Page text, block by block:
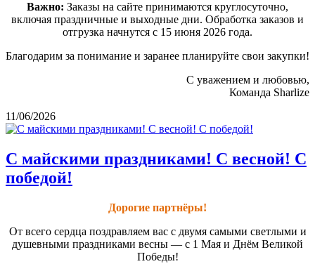
Важно: Заказы на сайте принимаются круглосуточно,
включая праздничные и выходные дни. Обработка заказов и
отгрузка начнутся с 15 июня 2026 года.
Благодарим за понимание и заранее планируйте свои закупки!
С уважением и любовью,
Команда Sharlize
11/06/2026
С майскими праздниками! С весной! С
победой!
Дорогие партнёры!
От всего сердца поздравляем вас с двумя самыми светлыми и
душевными праздниками весны — с 1 Мая и Днём Великой
Победы!